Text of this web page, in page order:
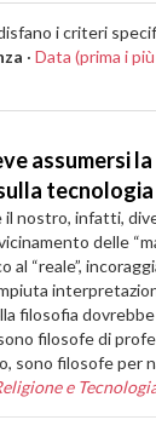
i criteri
· Data (prima i
assumersi
tecnologia
il nostro, infatti,
delle
al “reale”,
filosofia
filosofe di
sono filosofe per
e